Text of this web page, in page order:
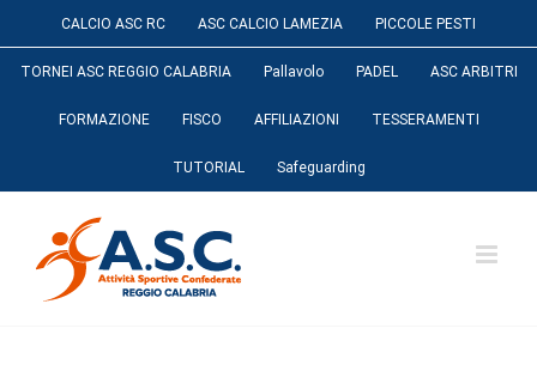
CALCIO ASC RC ASC CALCIO LAMEZIA PICCOLE PESTI
TORNEI ASC REGGIO CALABRIA Pallavolo PADEL ASC ARBITRI
FORMAZIONE FISCO AFFILIAZIONI TESSERAMENTI
TUTORIAL Safeguarding